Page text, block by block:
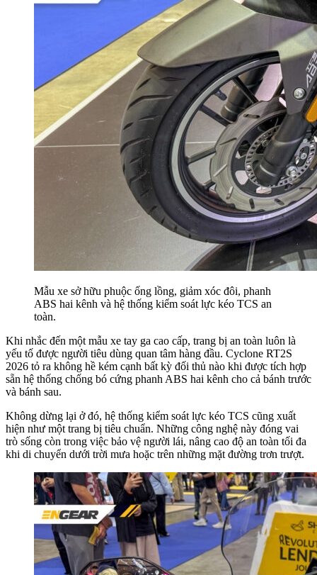
Mẫu xe sở hữu phuộc ống lồng, giảm xóc đôi, phanh
ABS hai kênh và hệ thống kiểm soát lực kéo TCS an
toàn.
Khi nhắc đến một mẫu xe tay ga cao cấp, trang bị an toàn luôn là
yếu tố được người tiêu dùng quan tâm hàng đầu. Cyclone RT2S
2026 tỏ ra không hề kém cạnh bất kỳ đối thủ nào khi được tích hợp
sẵn hệ thống chống bó cứng phanh ABS hai kênh cho cả bánh trước
và bánh sau.
Không dừng lại ở đó, hệ thống kiểm soát lực kéo TCS cũng xuất
hiện như một trang bị tiêu chuẩn. Những công nghệ này đóng vai
trò sống còn trong việc bảo vệ người lái, nâng cao độ an toàn tối đa
khi di chuyển dưới trời mưa hoặc trên những mặt đường trơn trượt.